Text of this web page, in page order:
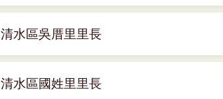
清水區吳厝里里長
清水區國姓里里長